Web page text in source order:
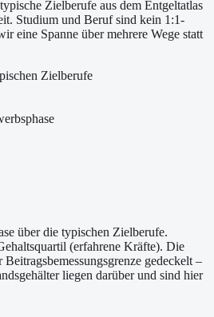
Zielberufe aus dem Entgeltatlas
Studium und Beruf sind kein 1:1-
eine Spanne über mehrere Wege statt
Zielberufe
über die typischen Zielberufe.
(erfahrene Kräfte). Die
gedeckelt –
liegen darüber und sind hier